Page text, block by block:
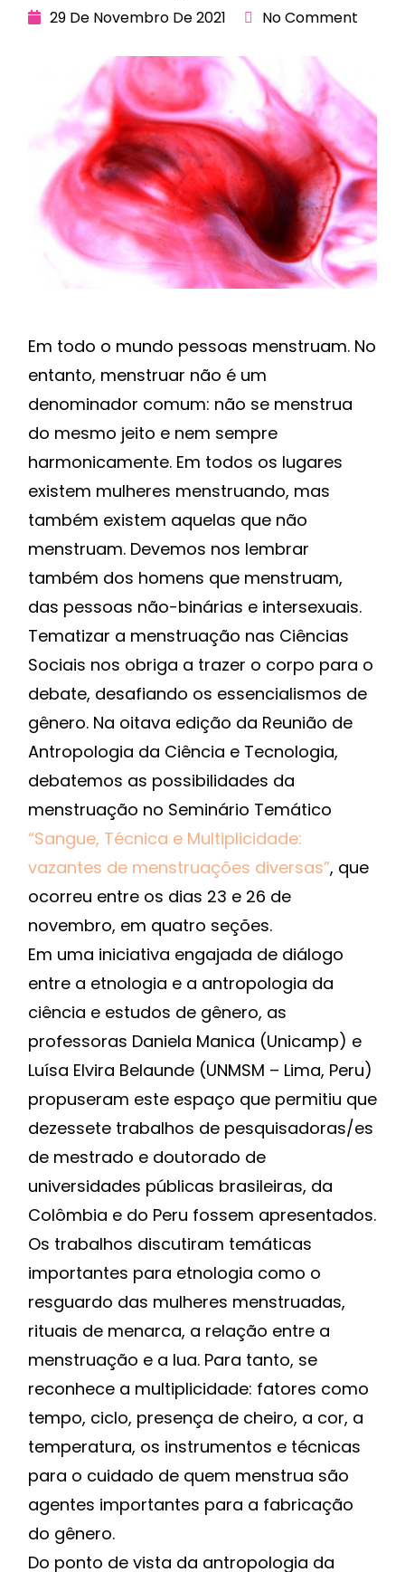
29 De Novembro De 2021
No Comment
Em todo o mundo pessoas menstruam. No
entanto, menstruar não é um
denominador comum: não se menstrua
do mesmo jeito e nem sempre
harmonicamente. Em todos os lugares
existem mulheres menstruando, mas
também existem aquelas que não
menstruam. Devemos nos lembrar
também dos homens que menstruam,
das pessoas não-binárias e intersexuais.
Tematizar a menstruação nas Ciências
Sociais nos obriga a trazer o corpo para o
debate, desafiando os essencialismos de
gênero. Na oitava edição da Reunião de
Antropologia da Ciência e Tecnologia,
debatemos as possibilidades da
menstruação no Seminário Temático
“Sangue, Técnica e Multiplicidade:
vazantes de menstruações diversas”, que
ocorreu entre os dias 23 e 26 de
novembro, em quatro seções.
Em uma iniciativa engajada de diálogo
entre a etnologia e a antropologia da
ciência e estudos de gênero, as
professoras Daniela Manica (Unicamp) e
Luísa Elvira Belaunde (UNMSM – Lima, Peru)
propuseram este espaço que permitiu que
dezessete trabalhos de pesquisadoras/es
de mestrado e doutorado de
universidades públicas brasileiras, da
Colômbia e do Peru fossem apresentados.
Os trabalhos discutiram temáticas
importantes para etnologia como o
resguardo das mulheres menstruadas,
rituais de menarca, a relação entre a
menstruação e a lua. Para tanto, se
reconhece a multiplicidade: fatores como
tempo, ciclo, presença de cheiro, a cor, a
temperatura, os instrumentos e técnicas
para o cuidado de quem menstrua são
agentes importantes para a fabricação
do gênero.
Do ponto de vista da antropologia da